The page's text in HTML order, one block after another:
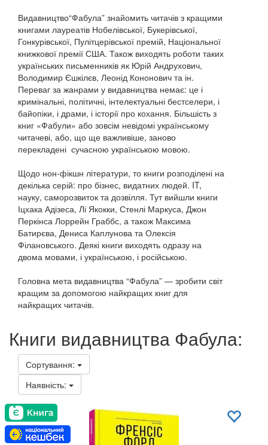
Видавництво“Фабула” знайомить читачів з кращими
книгами лауреатів Нобелівської, Букерівської,
Гонкурівської, Пулітцерівської премій, Національної
книжкової премії США. Також виходять роботи таких
українських письменників як Юрій Андрухович,
Володимир Єшкілєв, Леонід Кононович та ін.
Переваг за жанрами у видавництва немає: це і
кримінальні, політичні, інтелектуальні бестселери, і
байопіки, і драми, і історії про кохання. Більшість з
книг «Фабули» або зовсім невідомі українському
читачеві, або, що ще важливіше, заново
перекладені сучасною українською мовою.
Щодо нон-фікшн літератури, то книги розподілені на
декілька серій: про бізнес, видатних людей. IT,
науку, саморозвиток та дозвілля. Тут вийшли книги
Іцхака Адізеса, Лі Якокки, Стенлі Маркуса, Джон
Перкінса Лоррейн Граббс, а також Максима
Батирєва, Дениса Каплунова та Олексія
Філановського. Деякі книги виходять одразу на
двома мовами, і українською, і російською.
Головна мета видавництва “Фабула” — зробити світ
кращим за допомогою найкращих книг для
найкращих читачів.
Книги видавництва Фабула:
Сортування:
Наявність: